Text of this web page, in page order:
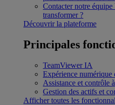
Contacter notre équipe
transformer ?
Découvrir la plateforme
Principales
TeamViewer IA
Expérience numérique
Assistance et contrôle
Gestion des actifs et
Afficher toutes les